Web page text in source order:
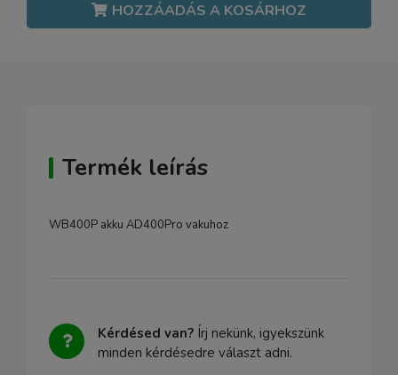
HOZZÁADÁS A KOSÁRHOZ
Termék leírás
WB400P akku AD400Pro vakuhoz
Kérdésed van? Írj nekünk, igyekszünk
minden kérdésedre választ adni.